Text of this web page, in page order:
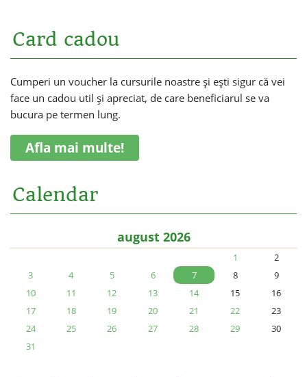
Card cadou
Cumperi un voucher la cursurile noastre și ești sigur că vei
face un cadou util și apreciat, de care beneficiarul se va
bucura pe termen lung.
Afla mai multe!
Calendar
august 2026
1
2
3
4 5 6 7 8
9
10
11 12 13 14 15
16
17
18 19 20 21 22
23
24
25 26 27 28 29
30
31